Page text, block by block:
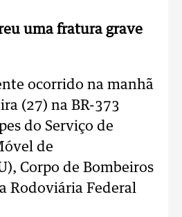
uma fratura grave
ocorrido na manhã
(27) na BR-373
do Serviço de
de
Corpo de Bombeiros
Rodoviária Federal